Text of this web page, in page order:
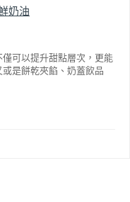
奶油
可以提升甜點層次，更能
是餅乾夾餡、奶蓋飲品